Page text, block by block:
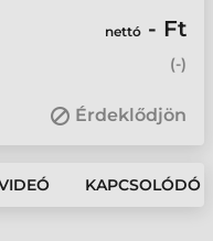
nettó - Ft
(-)
Érdeklődjön
KAPCSOLÓDÓ